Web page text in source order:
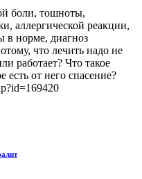
боли, тошноты,
аллергической реакции,
в норме, диагноз
что лечить надо не
работает? Что такое
от него спасение?